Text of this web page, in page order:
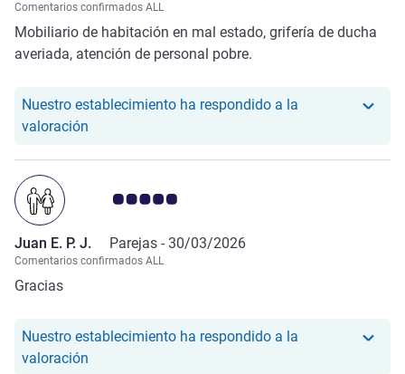
Comentarios confirmados ALL
Mobiliario de habitación en mal estado, grifería de ducha
averiada, atención de personal pobre.
Nuestro establecimiento ha respondido a la
valoración
Nota de clientes de Avis 5.0/5
Juan E. P. J. Parejas - 30/03/2026
Comentarios confirmados ALL
Gracias
Nuestro establecimiento ha respondido a la
valoración